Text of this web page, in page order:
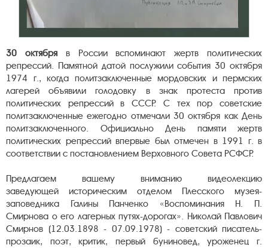
30 октябряв России вспоминают жертв политических
репрессий. Памятной датой послужили события 30 октября
1974 г., когда политзаключенные мордовских и пермских
лагерей объявили голодовку в знак протеста против
политических репрессий в СССР. С тех пор советские
политзаключенные ежегодно отмечали 30 октября как День
политзаключенного. Официально День памяти жертв
политических репрессий впервые был отмечен в 1991 г. в
соответствии с постановлением Верховного Совета РСФСР.
Предлагаем вашему вниманию видеолекцию
заведующей историческим отделом Плесского музея-
заповедника Галины Панченко «Воспоминания Н. П.
Смирнова о его лагерных путях-дорогах». Николай Павлович
Смирнов (12.03.1898 - 07.09.1978) - советский писатель-
прозаик, поэт, критик, первый буниновед, уроженец г.